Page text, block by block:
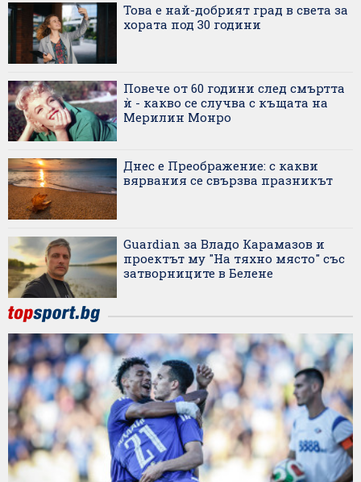
Това е най-добрият град в света за
хората под 30 години
Повече от 60 години след смъртта
ѝ - какво се случва с къщата на
Мерилин Монро
Днес е Преображение: с какви
вярвания се свързва празникът
Guardian за Владо Карамазов и
проектът му "На тяхно място" със
затворниците в Белене